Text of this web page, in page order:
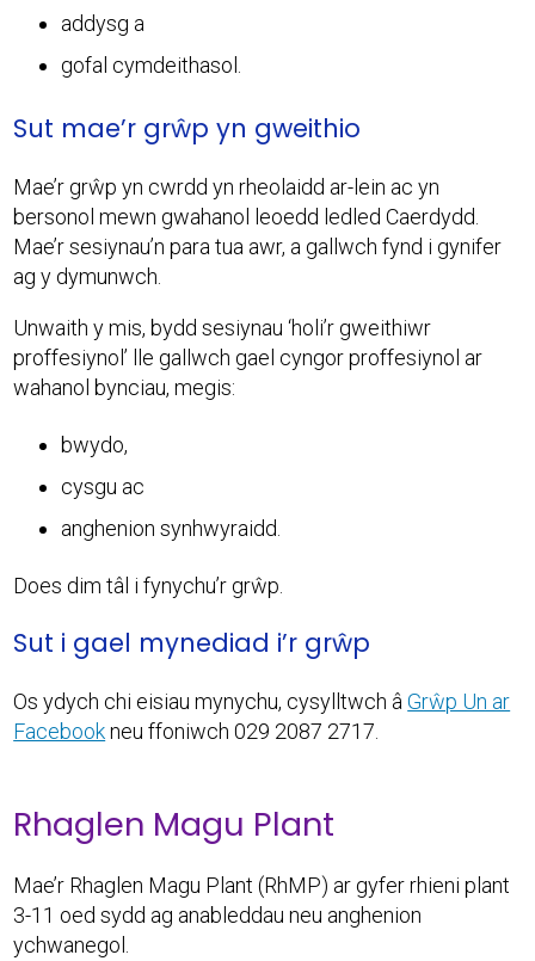
addysg a
gofal cymdeithasol.
Sut mae’r grŵp yn gweithio
Mae’r grŵp yn cwrdd yn rheolaidd ar-lein ac yn
bersonol mewn gwahanol leoedd ledled Caerdydd.
Mae’r sesiynau’n para tua awr, a gallwch fynd i gynifer
ag y dymunwch.
Unwaith y mis, bydd sesiynau ‘holi’r gweithiwr
proffesiynol’ lle gallwch gael cyngor proffesiynol ar
wahanol bynciau, megis:
bwydo,
cysgu ac
anghenion synhwyraidd.
Does dim tâl i fynychu’r grŵp.
Sut i gael mynediad i’r grŵp
Os ydych chi eisiau mynychu, cysylltwch âGrŵp Un ar
Facebookneu ffoniwch 029 2087 2717.
Rhaglen Magu Plant
Mae’r Rhaglen Magu Plant (RhMP) ar gyfer rhieni plant
3-11 oed sydd ag anableddau neu anghenion
ychwanegol.